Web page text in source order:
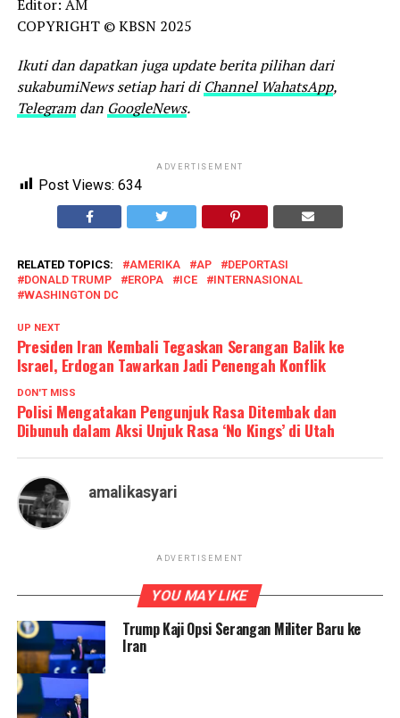
Editor: AM
COPYRIGHT © KBSN 2025
Ikuti dan dapatkan juga update berita pilihan dari
sukabumiNews setiap hari di Channel WahatsApp,
Telegramdan GoogleNews.
ADVERTISEMENT
Post Views: 634
RELATED TOPICS: AMERIKA AP
DEPORTASI
DONALD TRUMP
EROPA ICE
INTERNASIONAL
WASHINGTON DC
UP NEXT
Presiden Iran Kembali Tegaskan Serangan Balik ke
Israel, Erdogan Tawarkan Jadi Penengah Konflik
DON'T MISS
Polisi Mengatakan Pengunjuk Rasa Ditembak dan
Dibunuh dalam Aksi Unjuk Rasa ‘No Kings’ di Utah
amalikasyari
ADVERTISEMENT
YOU MAY LIKE
Trump Kaji Opsi Serangan Militer Baru ke
Iran